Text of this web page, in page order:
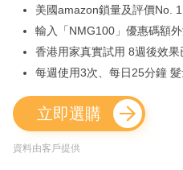
美國amazon鎖量及評價No. 1
輸入「NMG100」優惠碼額
香港用家真實試用 8週後效果
每週使用3次、每日25分鐘
立即選購
資料由客戶提供